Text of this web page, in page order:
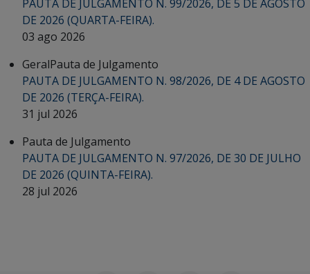
PAUTA DE JULGAMENTO N. 99/2026, DE 5 DE AGOSTO
DE 2026 (QUARTA-FEIRA).
03 ago 2026
GeralPauta de Julgamento
PAUTA DE JULGAMENTO N. 98/2026, DE 4 DE AGOSTO
DE 2026 (TERÇA-FEIRA).
31 jul 2026
Pauta de Julgamento
PAUTA DE JULGAMENTO N. 97/2026, DE 30 DE JULHO
DE 2026 (QUINTA-FEIRA).
28 jul 2026